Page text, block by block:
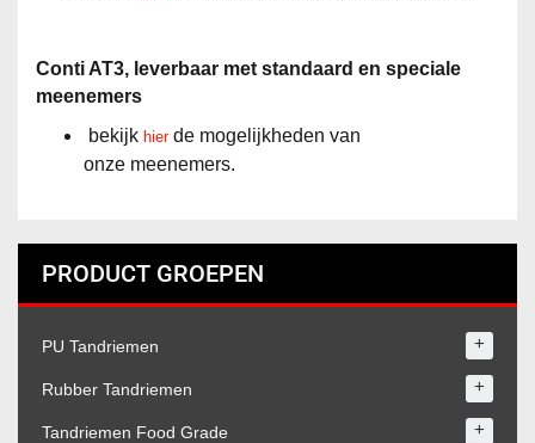
Conti AT3, leverbaar met standaard en speciale
meenemers
bekijk hierde mogelijkheden van
onze meenemers.
PRODUCT GROEPEN
PU Tandriemen +
Rubber Tandriemen +
Tandriemen Food Grade +